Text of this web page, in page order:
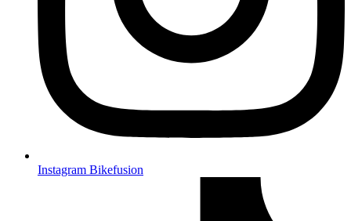
Instagram Bikefusion